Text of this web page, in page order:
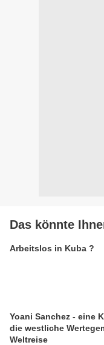
Das könnte
Arbeitslos in Kuba ?
Yoani Sanchez - eine
die westliche
Weltreise